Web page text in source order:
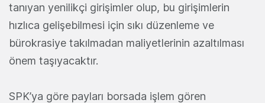
tanıyan yenilikçi girişimler olup, bu girişimlerin
hızlıca gelişebilmesi için sıkı düzenleme ve
bürokrasiye takılmadan maliyetlerinin azaltılması
önem taşıyacaktır.
SPK’ya göre payları borsada işlem gören